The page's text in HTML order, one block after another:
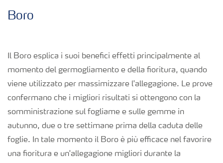
Boro
Il Boro esplica i suoi benefici effetti principalmente al
momento del germogliamento e della fioritura, quando
viene utilizzato per massimizzare l'allegagione. Le prove
confermano che i migliori risultati si ottengono con la
somministrazione sul fogliame e sulle gemme in
autunno, due o tre settimane prima della caduta delle
foglie. In tale momento il Boro è più efficace nel favorire
una fioritura e un'allegagione migliori durante la